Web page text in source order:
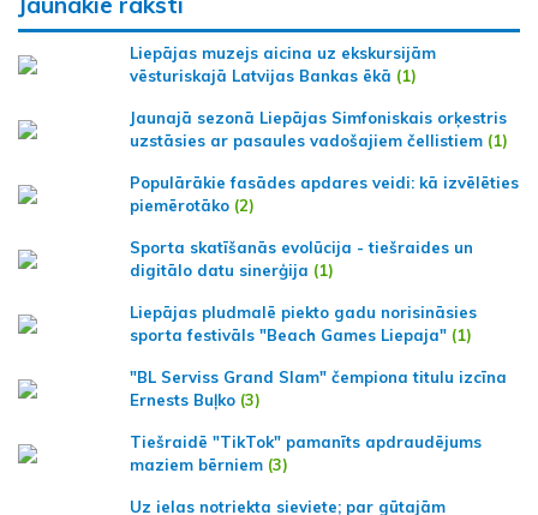
Liepājas muzejs aicina uz ekskursijām
vēsturiskajā Latvijas Bankas ēkā (1)
Jaunajā sezonā Liepājas Simfoniskais orķestris
uzstāsies ar pasaules vadošajiem čellistiem (1)
Populārākie fasādes apdares veidi: kā izvēlēties
piemērotāko (2)
Sporta skatīšanās evolūcija - tiešraides un
digitālo datu sinerģija (1)
Liepājas pludmalē piekto gadu norisināsies
sporta festivāls "Beach Games Liepaja" (1)
"BL Serviss Grand Slam" čempiona titulu izcīna
Ernests Buļko (3)
Tiešraidē "TikTok" pamanīts apdraudējums
maziem bērniem (3)
Uz ielas notriekta sieviete; par gūtajām